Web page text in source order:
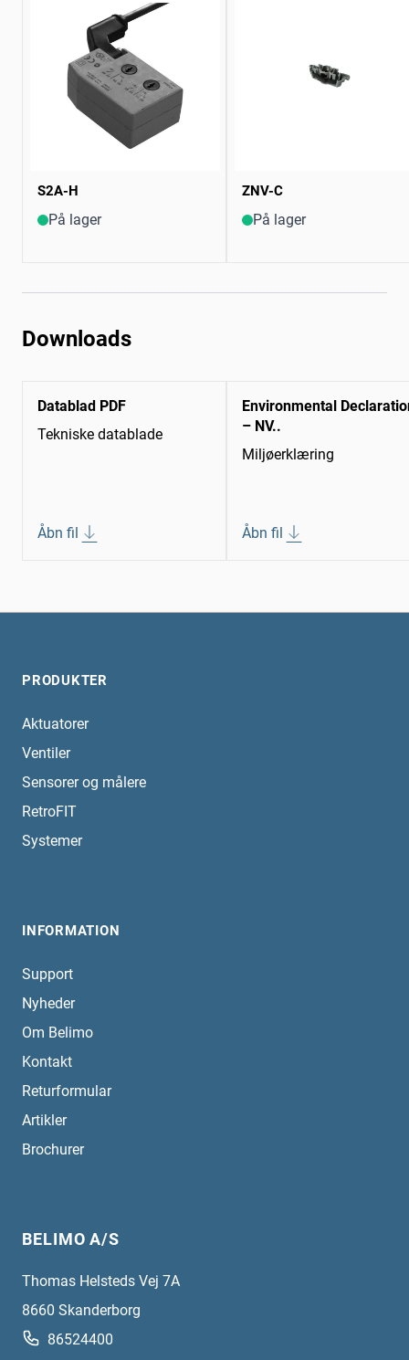
S2A-H
På lager
ZNV-C
På lager
Downloads
Datablad PDF
Tekniske datablade
Åbn fil
Environmental
– NV..
Miljøerklæring
Åbn fil
PRODUKTER
Aktuatorer
Ventiler
Sensorer og målere
RetroFIT
Systemer
INFORMATION
Support
Nyheder
Om Belimo
Kontakt
Returformular
Artikler
Brochurer
BELIMO A/S
Thomas Helsteds Vej 7A
8660 Skanderborg
86524400